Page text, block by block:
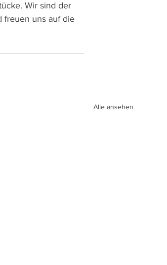
Wir sind der
freuen uns auf die
Alle ansehen